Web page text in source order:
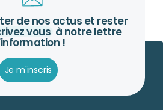
de nos actus et rester
vous à notre lettre
!
Je m'inscris